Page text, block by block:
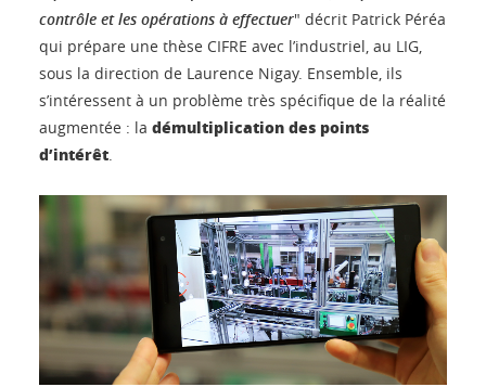
contrôle et les opérations à effectuer" décrit Patrick Péréa
qui prépare une thèse CIFRE avec l’industriel, au LIG,
sous la direction de Laurence Nigay. Ensemble, ils
s’intéressent à un problème très spécifique de la réalité
augmentée : la démultiplication des points
d’intérêt.